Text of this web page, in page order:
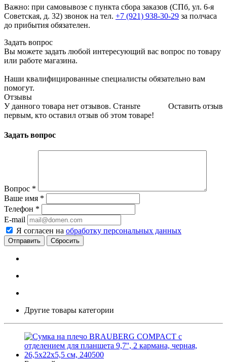
Важно: при самовывозе с пункта сборa заказов (СПб, ул. 6-я
Советская, д. 32) звонок на тел. +7 (921) 938-30-29 за полчаса
до прибытия обязателен.
Задать вопрос
Вы можете задать любой интересующий вас вопрос по товару
или работе магазина.
Наши квалифицированные специалисты обязательно вам
помогут.
Отзывы
Оставить отзыв
У данного товара нет отзывов. Станьте
первым, кто оставил отзыв об этом товаре!
Задать вопрос
Вопрос *
Ваше имя *
Телефон *
E-mail
Я согласен на обработку персональных данных
Сбросить
Другие товары категории